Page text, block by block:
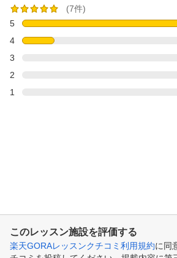
(7件)
5
4
3
2
1
このレッスン施設を評価する
楽天GORAレッスンクチコミ利用規約に同